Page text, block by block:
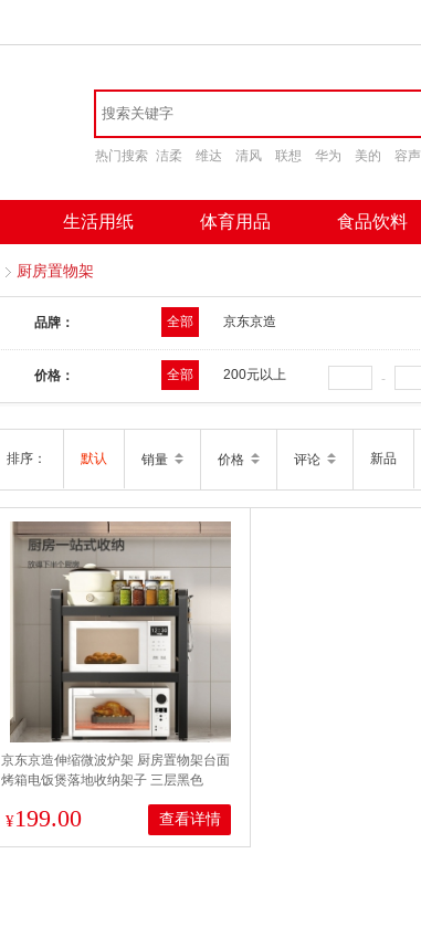
热门搜索 洁柔 维达 清风 联想 华为 美的 容声
生活用纸 体育用品 食品饮料
厨房置物架
品牌： 全部 京东京造
价格： 全部 200元以上 -
排序： 默认 销量 价格 评论 新品
京东京造伸缩微波炉架 厨房置物架台面
烤箱电饭煲落地收纳架子 三层黑色
¥199.00 查看详情